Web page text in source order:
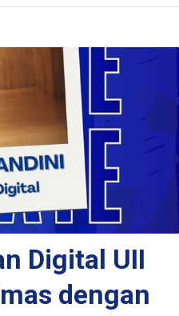
Digital UII
dengan